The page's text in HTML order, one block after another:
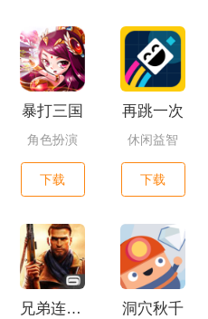
暴打三国
角色扮演
下载
再跳一次
休闲益智
下载
兄弟连3：战争之子 洞穴秋千